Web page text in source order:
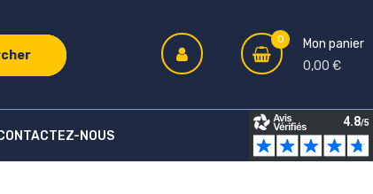
0
Mon panier
0,00 €
NOUS